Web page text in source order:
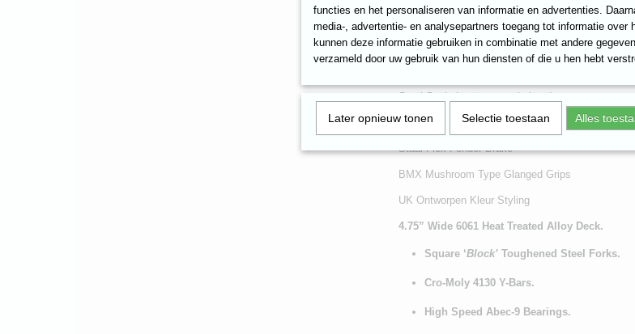
High Speed Abec-9 Lagers
100mm Lichtmetalen 5-spaaks velgen met Hi-
Semi-Sealed geïntegreerde headset
Quad Klem met klembouten
Staal Flex Fender Brake
BMX Mushroom Type Glanged Grips
UK Ontworpen Kleur Styling
4.75” Wide 6061 Heat Treated Alloy Deck.
Square ‘Block’ Toughened Steel Forks.
Cro-Moly 4130 Y-Bars.
High Speed Abec-9 Bearings.
functies en het personaliseren van informatie en advertenties.
media-, advertentie- en analysepartners toegang tot informatie over
kunnen deze informatie gebruiken in combinatie met andere
verzameld door uw gebruik van hun diensten of die u hen hebt
Later opnieuw tonen Selectie toestaan Alles